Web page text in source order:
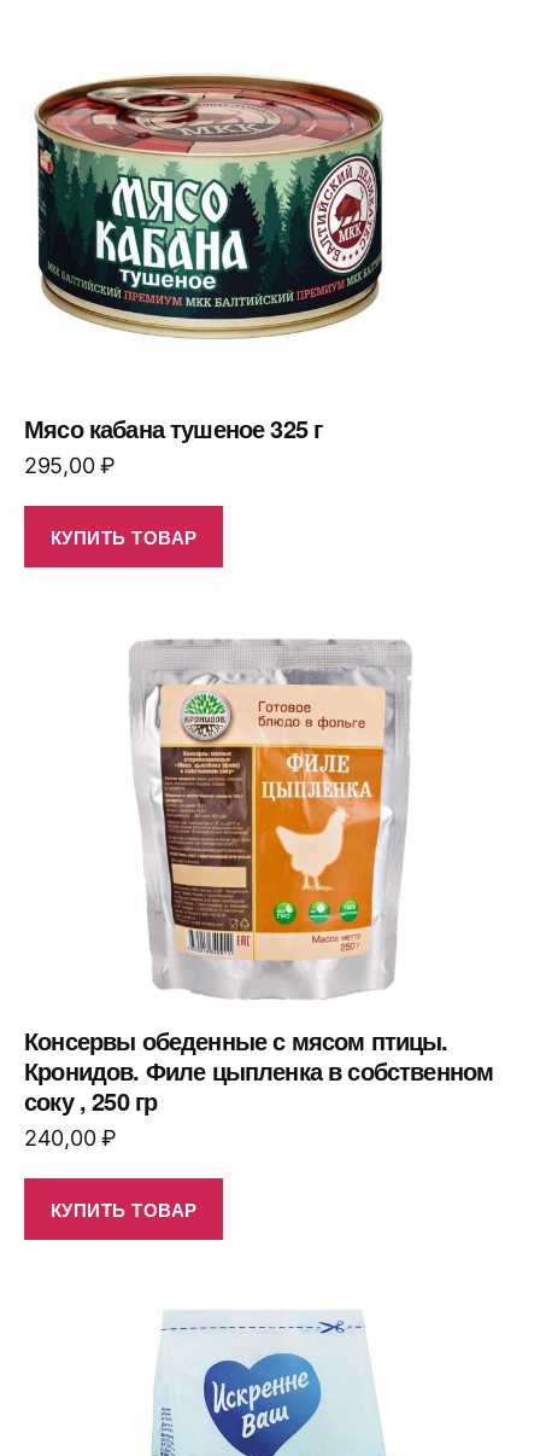
Мясо кабана тушеное 325 г
295,00₽
КУПИТЬ ТОВАР
Консервы обеденные с мясом птицы.
Кронидов. Филе цыпленка в собственном
соку , 250 гр
240,00₽
КУПИТЬ ТОВАР